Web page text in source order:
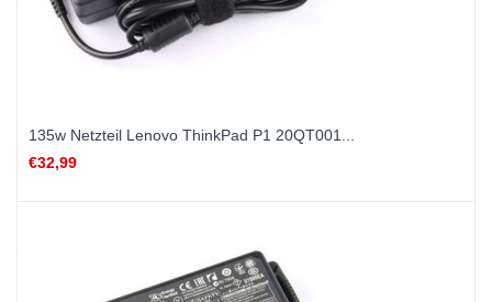
135w Netzteil Lenovo ThinkPad P1 20QT001...
€32,99